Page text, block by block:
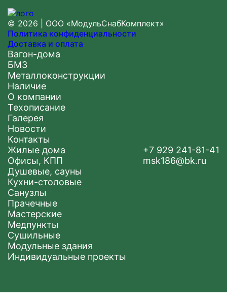
© 2026 | ООО «МодульСнабКомплект»
Политика конфиденциальности
Доставка и оплата
Вагон-дома
БМЗ
Металлоконструкции
Наличие
О компании
Техописание
Галерея
Новости
Контакты
Жилые дома
Офисы, КПП
Душевые, сауны
Кухни-столовые
Санузлы
Прачечные
Мастерские
Медпункты
Сушильные
Модульные здания
Индивидуальные проекты
+7 929 241-81-41
msk186@bk.ru